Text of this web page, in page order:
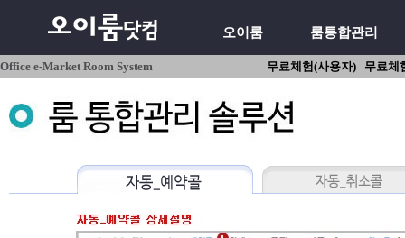
오이룸 룸통합관리
Office e-Market Room System 무료체험(사용자) 무료체